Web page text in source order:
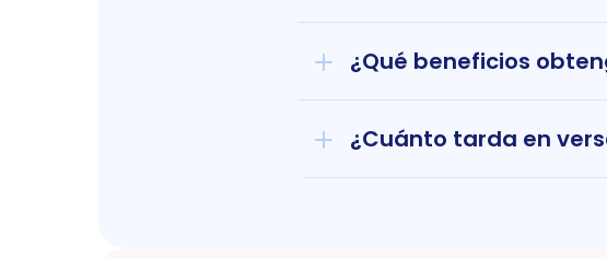
¿Qué beneficios
¿Cuánto tarda en